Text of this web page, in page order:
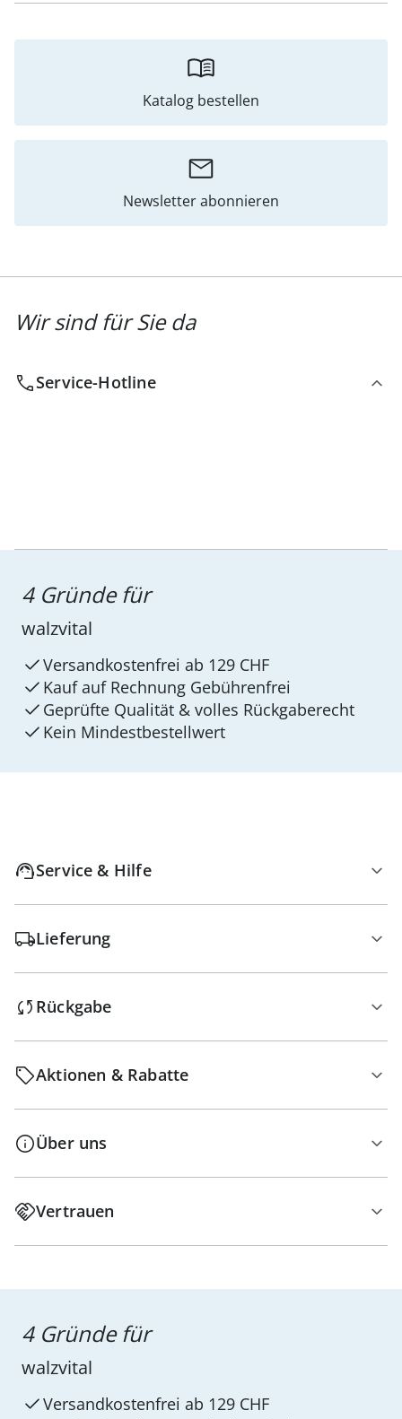
Katalog bestellen
Newsletter abonnieren
Wir sind für Sie da
Service-Hotline
4 Gründe für
walzvital
Versandkostenfrei ab 129 CHF
Kauf auf Rechnung Gebührenfrei
Geprüfte Qualität & volles Rückgaberecht
Kein Mindest­bestellwert
Service & Hilfe
Lieferung
Rückgabe
Aktionen & Rabatte
Über uns
Vertrauen
4 Gründe für
walzvital
Versandkostenfrei ab 129 CHF